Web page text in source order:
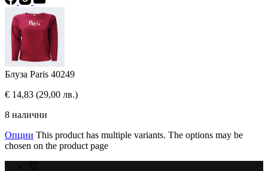
Блуза Paris 40249
€ 14,83 (29,00 лв.)
8 налични
Опции This product has multiple variants. The options may be
chosen on the product page